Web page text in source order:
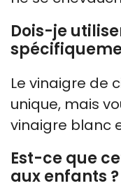
Dois-je
Le vinaigre de
unique, mais
vinaigre blanc
Est-ce que
aux enfants ?